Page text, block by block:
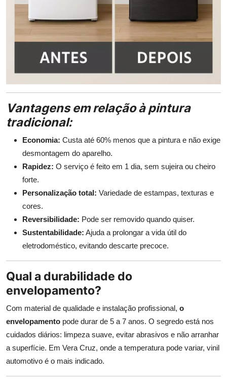
Vantagens em relação à pintura
tradicional:
Economia: Custa até 60% menos que a pintura e não exige
desmontagem do aparelho.
Rapidez: O serviço é feito em 1 dia, sem sujeira ou cheiro
forte.
Personalização total: Variedade de estampas, texturas e
cores.
Reversibilidade: Pode ser removido quando quiser.
Sustentabilidade: Ajuda a prolongar a vida útil do
eletrodoméstico, evitando descarte precoce.
Qual a durabilidade do
envelopamento?
Com material de qualidade e instalação profissional, o
envelopamento pode durar de 5 a 7 anos. O segredo está nos
cuidados diários: limpeza suave, evitar abrasivos e não arranhar
a superfície. Em Vera Cruz, onde a temperatura pode variar, vinil
automotivo é o mais indicado.